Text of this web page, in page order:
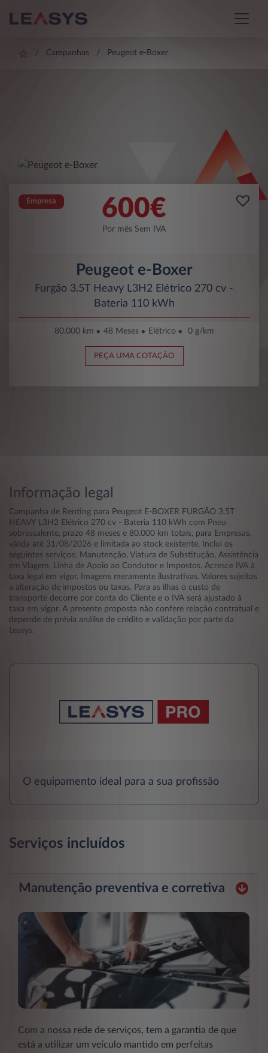
Campanhas Peugeot e-Boxer
Empresa 600€
Por mês Sem IVA
Peugeot e-Boxer
Furgão 3.5T Heavy L3H2 Elétrico 270 cv -
Bateria 110 kWh
80.000 km 48 Meses Elétrico 0 g/km
PEÇA UMA COTAÇÃO
Informação legal
Campanha de Renting para Peugeot E-BOXER FURGÃO 3.5T
HEAVY L3H2 Elétrico 270 cv - Bateria 110 kWh com Pneu
sobressalente, prazo 48 meses e 80.000 km totais, para Empresas,
válida até 31/08/2026 e limitada ao stock existente. Inclui os
seguintes serviços: Manutenção, Viatura de Substitução, Assistência
em Viagem, Linha de Apoio ao Condutor e Impostos. Acresce IVA à
taxa legal em vigor. Imagens meramente ilustrativas. Valores sujeitos
a alteração de impostos ou taxas. Para as ilhas o custo de
transporte decorre por conta do Cliente e o IVA será ajustado à
taxa em vigor. A presente proposta não confere relação contratual e
depende de prévia análise de crédito e validação por parte da
Leasys.
O equipamento ideal para a sua profissão
Serviços incluídos
Manutenção preventiva e corretiva
Com a nossa rede de serviços, tem a garantia de que
está a utilizar um veículo mantido em perfeitas